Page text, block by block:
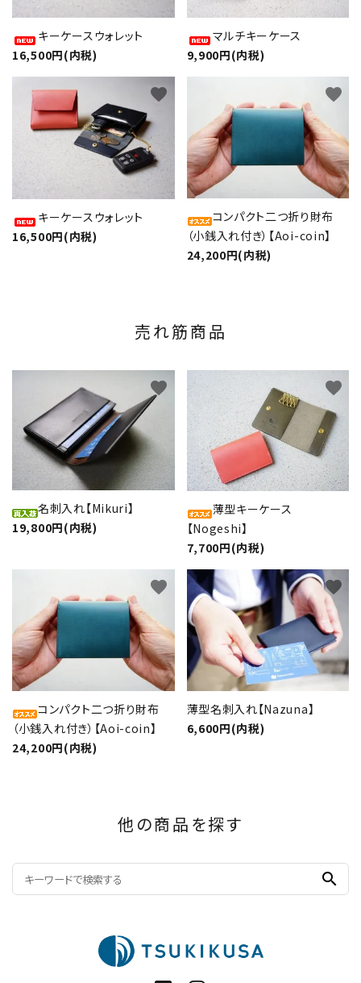
キーケースウォレット
16,500円(内税)
マルチキーケース
9,900円(内税)
キーケースウォレット
16,500円(内税)
favorite
コンパクト二つ折り財布
（小銭入れ付き）【Aoi-coin】
24,200円(内税)
favorite
売れ筋商品
名刺入れ【Mikuri】
19,800円(内税)
favorite
薄型キーケース
【Nogeshi】
7,700円(内税)
favorite
コンパクト二つ折り財布
（小銭入れ付き）【Aoi-coin】
24,200円(内税)
favorite
薄型名刺入れ【Nazuna】
6,600円(内税)
favorite
他の商品を探す
search